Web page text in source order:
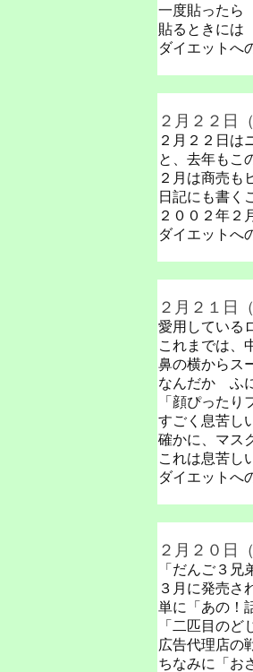
一度貼ったら
貼るときには
ダイエットへ
２月２２日（
２月２２日は
と、去年もこ
２月は商売も
日記にも書く
２００２年２
ダイエットへ
２月２１日（
愛用している
これまでは、
鼻の横からス
なんだか ふ
「顔ぴったり
すごく息苦し
確かに、マス
これは息苦し
ダイエットへ
２月２０日（
「だんご３
３月に発売さ
単に「あの！
「二匹目のど
広告代理店の
ちなみに「お